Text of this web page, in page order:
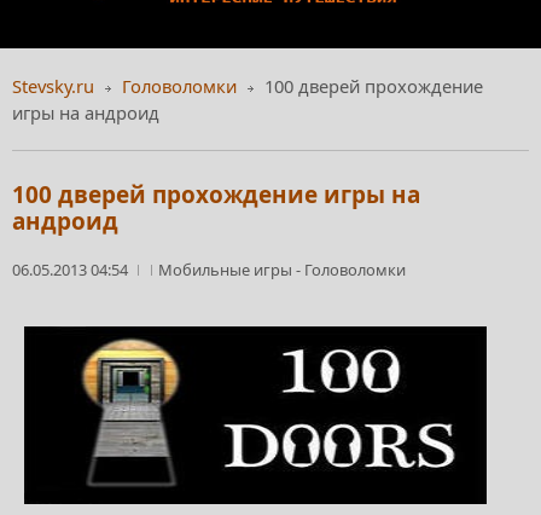
Stevsky.ru Головоломки
100 дверей прохождение
игры на андроид
100 дверей прохождение игры на
андроид
06.05.2013 04:54 Мобильные игры - Головоломки